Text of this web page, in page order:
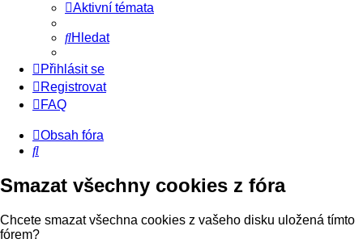
Aktivní témata
Hledat
Přihlásit se
Registrovat
FAQ
Obsah fóra
Hledat
Smazat všechny cookies z fóra
Chcete smazat všechna cookies z vašeho disku uložená tímto
fórem?